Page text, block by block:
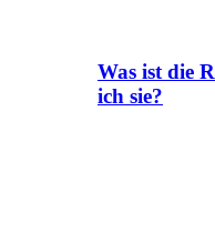
Was ist die
ich sie?